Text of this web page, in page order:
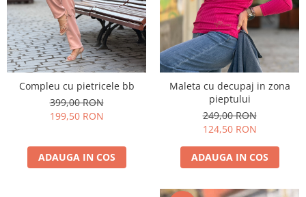
Compleu cu pietricele bb
399,00 RON
199,50 RON
ADAUGA IN COS
Maleta cu decupaj in zona
pieptului
249,00 RON
124,50 RON
ADAUGA IN COS